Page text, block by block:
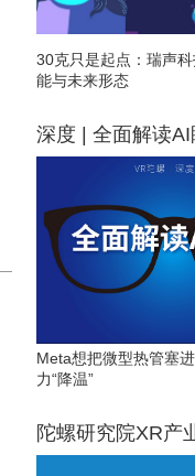
30克只是起点：瑞声
能与未来形态
深度 | 全面解读AI
Meta想把微型热管塞
力“降温”
陀螺研究院XR产